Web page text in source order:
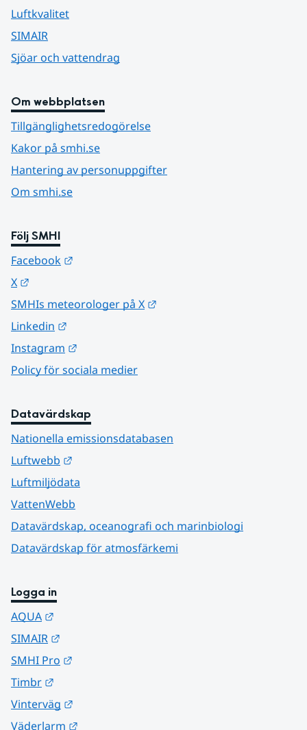
Luftkvalitet
SIMAIR
Sjöar och vattendrag
Om webbplatsen
Tillgänglighetsredogörelse
Kakor på smhi.se
Hantering av personuppgifter
Om smhi.se
Följ SMHI
Facebook
X
SMHIs meteorologer på X
Linkedin
Instagram
Policy för sociala medier
Datavärdskap
Nationella emissionsdatabasen
Luftwebb
Luftmiljödata
VattenWebb
Datavärdskap, oceanografi och marinbiologi
Datavärdskap för atmosfärkemi
Logga in
AQUA
SIMAIR
SMHI Pro
Timbr
Vinterväg
Väderlarm